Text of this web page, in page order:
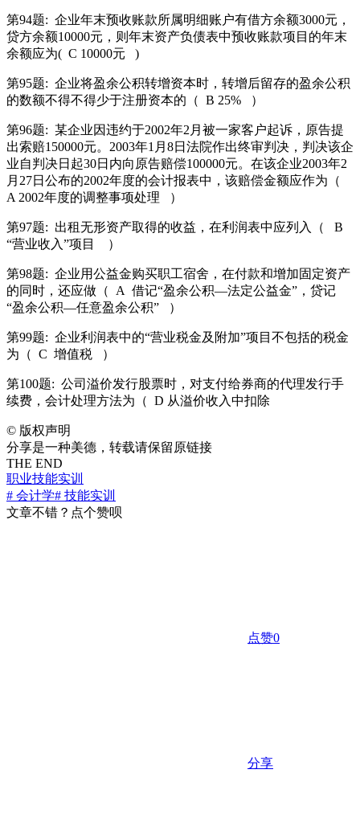
第94题: 企业年末预收账款所属明细账户有借方余额3000元，
贷方余额10000元，则年末资产负债表中预收账款项目的年末
余额应为( C 10000元 )
第95题: 企业将盈余公积转增资本时，转增后留存的盈余公积
的数额不得不得少于注册资本的（ B 25% ）
第96题: 某企业因违约于2002年2月被一家客户起诉，原告提
出索赔150000元。2003年1月8日法院作出终审判决，判决该企
业自判决日起30日内向原告赔偿100000元。在该企业2003年2
月27日公布的2002年度的会计报表中，该赔偿金额应作为（
A 2002年度的调整事项处理
）
第97题: 出租无形资产取得的收益，在利润表中应列入（
B
“营业收入”项目
）
第98题: 企业用公益金购买职工宿舍，在付款和增加固定资产
的同时，还应做（
A 借记“盈余公积—法定公益金”，贷记
“盈余公积—任意盈余公积”
）
第99题: 企业利润表中的“营业税金及附加”项目不包括的税金
为（ C 增值税 ）
第100题: 公司溢价发行股票时，对支付给券商的代理发行手
续费，会计处理方法为（ D 从溢价收入中扣除
© 版权声明
分享是一种美德，转载请保留原链接
THE END
职业技能实训
# 会计学# 技能实训
文章不错？点个赞呗
点赞0
分享